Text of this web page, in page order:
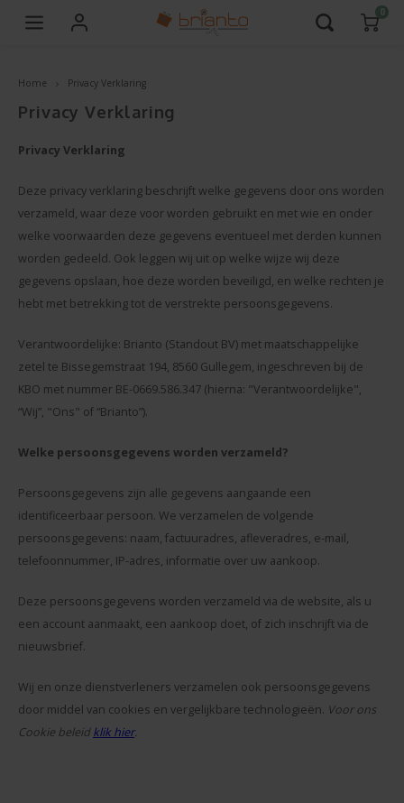
Gelegenheden
Kerst & Nieuwjaar
Herdenkingen
Huwelijk
Verjaardag
Jubileum
Pensioen
Housewarming
Communie
Vaderdag
Valentijn
Cadeaus
Whisky & Gin Cadeau
Bier Cadeau
Keuken
Aanbiedingen
Cadeau Exclusief
Champagne en Wijn
Decoratie
Foto Cadeau
BBQ sets
Kaarsen
T-
Voor wie?
Juf of Meester Cadeau
Meter en peter Cadeau
Cadeau voor vrouw
Cadeau voor man
Cadeau voor Kinderen
Baby Cadeau
Gepersonaliseerd glas
Bierglas graveren
Nederlands
Français
0
Home Privacy Verklaring
Privacy Verklaring
Privacy Verklaring
Deze privacy verklaring beschrijft welke gegevens door ons worden
verzameld, waar deze voor worden gebruikt en met wie en onder
welke voorwaarden deze gegevens eventueel met derden kunnen
worden gedeeld. Ook leggen wij uit op welke wijze wij deze
gegevens opslaan, hoe deze worden beveiligd, en welke rechten je
hebt met betrekking tot de verstrekte persoonsgegevens.
Verantwoordelijke: Brianto (Standout BV) met maatschappelijke
zetel te Bissegemstraat 194, 8560 Gullegem, ingeschreven bij de
KBO met nummer BE-0669.586.347 (hierna: "Verantwoordelijke",
“Wij”, "Ons" of “Brianto”).
Welke persoonsgegevens worden verzameld?
Persoonsgegevens zijn alle gegevens aangaande een
identificeerbaar persoon. We verzamelen de volgende
persoonsgegevens: naam, factuuradres, afleveradres, e-mail,
telefoonnummer, IP-adres, informatie over uw aankoop.
Deze persoonsgegevens worden verzameld via de website, als u
een account aanmaakt, een aankoop doet, of zich inschrijft via de
nieuwsbrief.
Wij en onze dienstverleners verzamelen ook persoonsgegevens
door middel van cookies en vergelijkbare technologieën. Voor ons
Cookie beleidklik hier.